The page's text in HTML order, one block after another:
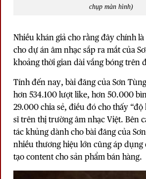
chụp màn hình)
Nhiều khán giả cho rằng đây chính
cho dự án âm nhạc sắp ra mắt của
khoảng thời gian dài vắng bóng trên
Tính đến nay, bài đăng của Sơn
hơn 534.100 lượt like, hơn 50.000
29.000 chia sẻ, điều đó cho thấy “độ
sĩ trên thị trường âm nhạc Việt. Bên
tác khủng dành cho bài đăng của
nhiều thương hiệu lớn cũng áp dụng
tạo content cho sản phẩm bán hàng.